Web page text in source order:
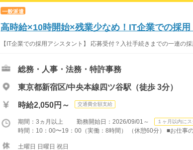
一般派遣
高時給×10時開始×残業少なめ！IT企業での採用
【IT企業での採用アシスタント】 応募受付？入社手続きまでの一連の
総務・人事・法務・特許事務
東京都新宿区/中央本線四ツ谷駅（徒歩 3分）
時給2,050円～ 交通費全額支給
期間：3ヵ月以上 勤務開始日：2026/09/01～ １ヶ月以内にス
時間：10：00〜19：00（実働：8時間） （休憩60分） ■お仕事
土曜日 日曜日 祝日